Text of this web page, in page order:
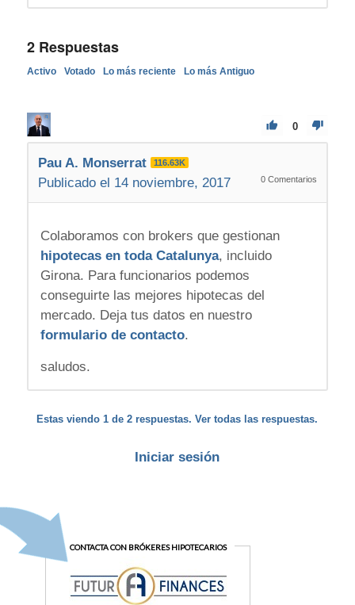
2Respuestas
Activo Votado Lo más reciente Lo más Antiguo
0
Pau A. Monserrat 116.63K
Publicado el 14 noviembre, 2017 0 Comentarios
Colaboramos con brokers que gestionan
hipotecas en toda Catalunya, incluido
Girona. Para funcionarios podemos
conseguirte las mejores hipotecas del
mercado. Deja tus datos en nuestro
formulario de contacto.
saludos.
Estas viendo 1 de 2 respuestas. Ver todas las respuestas.
Iniciar sesión